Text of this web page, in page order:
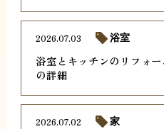
浴室とキッチンのリフォ
の詳細
2026.07.03 浴室
2026.07.02 家